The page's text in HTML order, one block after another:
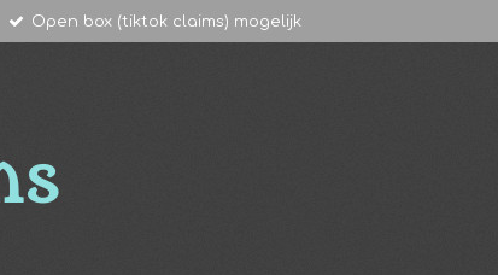
Open box (tiktok claims) mogelijk